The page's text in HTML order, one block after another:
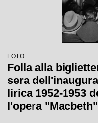
FOTO
Folla alla
sera
lirica 1952-1953
l'opera